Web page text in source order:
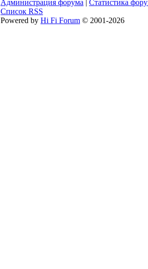
Администрация форума
Статистика
Список RSS
Powered by Hi Fi Forum © 2001-2026